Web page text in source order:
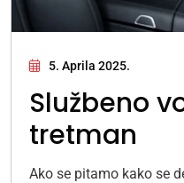
5. Aprila 2025.
Službeno
tretman
Ako se pitamo kako se